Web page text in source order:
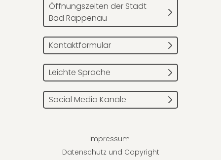
Öffnungszeiten der Stadt
Bad Rappenau
Kontaktformular
Leichte Sprache
Social Media Kanäle
Impressum
Datenschutz und Copyright